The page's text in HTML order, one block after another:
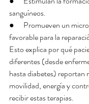
sanguíneos.
●      Promueven un
favorable para la
Esto explica por qué
diferentes (desde
hasta diabetes) reportan
movilidad, energía y
recibir estas terapias.